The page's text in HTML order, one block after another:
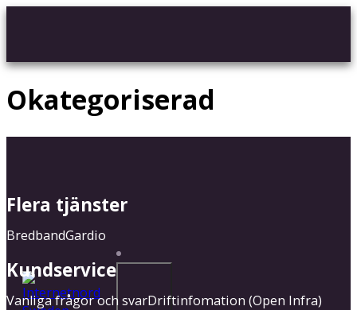
Okategoriserad
Flera tjänster
BredbandGardio
Kundservice
Vanliga frågor och svarDriftinfomation (Open Infra)